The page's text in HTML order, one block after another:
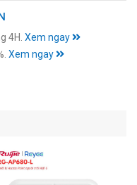
4H. Xem ngay
Xem ngay